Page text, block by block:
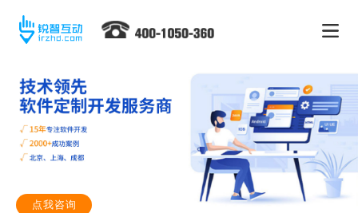
点我咨询